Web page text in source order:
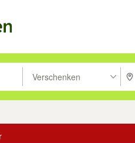
drücken um zu suchen, oder
Verschenken